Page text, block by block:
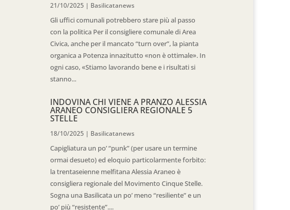
21/10/2025 | Basilicatanews
Gli uffici comunali potrebbero stare più al passo
con la politica Per il consigliere comunale di Area
Civica, anche per il mancato “turn over”, la pianta
organica a Potenza innazitutto «non è ottimale». In
ogni caso, «Stiamo lavorando bene e i risultati si
stanno...
INDOVINA CHI VIENE A PRANZO ALESSIA
ARANEO CONSIGLIERA REGIONALE 5
STELLE
18/10/2025 | Basilicatanews
Capigliatura un po’ “punk” (per usare un termine
ormai desueto) ed eloquio particolarmente forbito:
la trentaseienne melfitana Alessia Araneo è
consigliera regionale del Movimento Cinque Stelle.
Sogna una Basilicata un po’ meno “resiliente” e un
po’ più “resistente”....